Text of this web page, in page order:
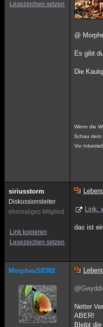
Lesezeichen setzen
@
Es gibt
Die
Wenn die
Schau dem
Vor
siriusstorm
Diskussionsleiter
ehemaliges Mitglied
Link kopieren
Lesezeichen setzen
Link:
das ist
MorpheuS8382
Netter
ABER!
Bleibt